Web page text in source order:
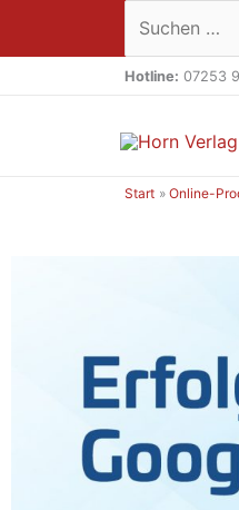
Suchen …
Hotline: 07253
Start Online-